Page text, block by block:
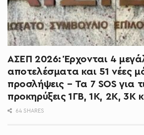
ΑΣΕΠ 2026: Έρχονται 4
αποτελέσματα και 51 νέες
προσλήψεις – Τα 7 SOS για
προκηρύξεις 1ΓΒ, 1Κ, 2Κ, 3Κ
64 SHARES